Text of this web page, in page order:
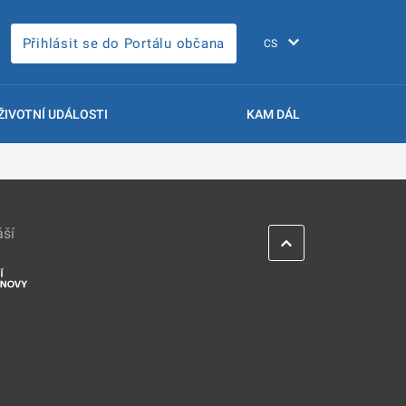
Přihlásit se do Portálu občana
UDÁLOSTI KAM DÁL